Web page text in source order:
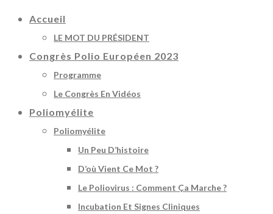
Accueil
LE MOT DU PRÉSIDENT
Congrès Polio Européen 2023
Programme
Le Congrès En Vidéos
Poliomyélite
Poliomyélite
Un Peu D’histoire
D’où Vient Ce Mot ?
Le Poliovirus : Comment Ça Marche ?
Incubation Et Signes Cliniques